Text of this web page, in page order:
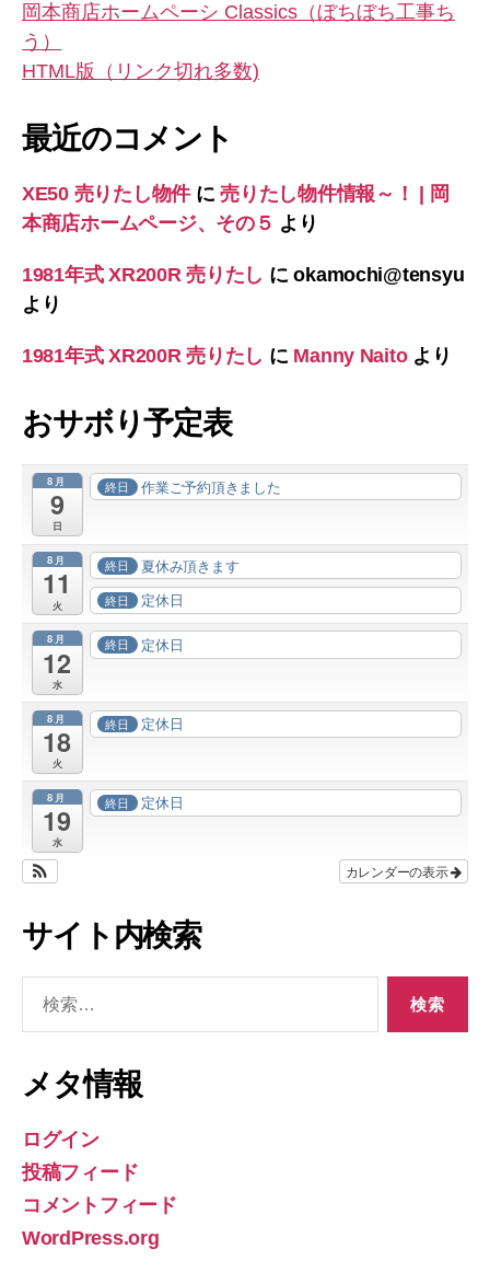
岡本商店ホームペーシ Classics（ぼちぼち工事ち
う）
HTML版（リンク切れ多数)
最近のコメント
XE50 売りたし物件に売りたし物件情報～！ | 岡
本商店ホームページ、その５ より
1981年式 XR200R 売りたし にokamochi@tensyu
より
1981年式 XR200R 売りたし に Manny Naitoより
おサボり予定表
8月
9
日
終日 作業ご予約頂きました
8月
11
火
終日 夏休み頂きます
終日 定休日
8月
12
水
終日 定休日
8月
18
火
終日 定休日
8月
19
水
終日 定休日
カレンダーの表示
サイト内検索
メタ情報
ログイン
投稿フィード
コメントフィード
WordPress.org